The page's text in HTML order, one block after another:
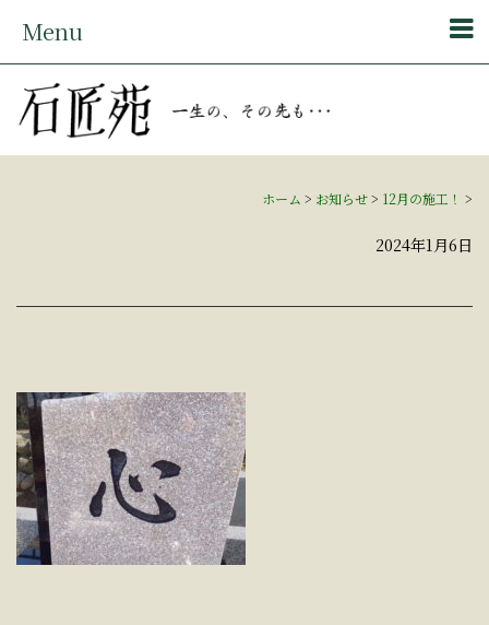
Menu
ホーム > お知らせ> 12月の施工！ >
2024年1月6日